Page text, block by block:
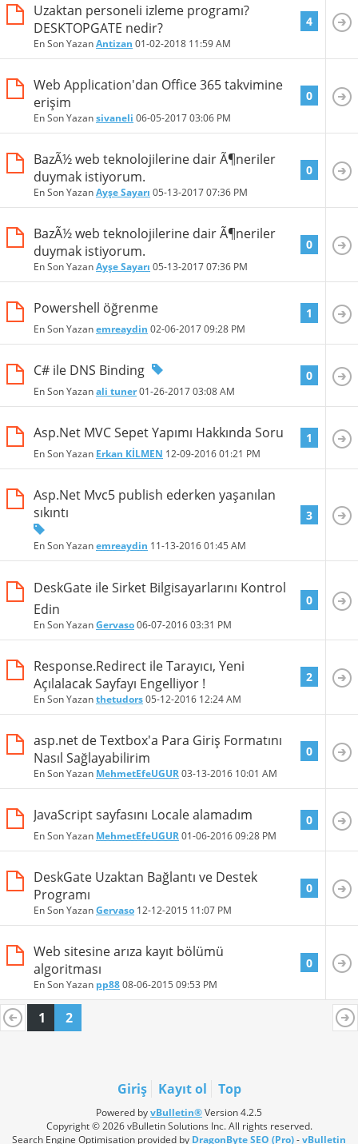
Uzaktan personeli izleme programı?
DESKTOPGATE nedir?
En Son YazanAntizan 01-02-2018 11:59 AM
4
Web Application'dan Office 365 takvimine
erişim
En Son Yazansivaneli 06-05-201703:06 PM
0
BazÃ½ web teknolojilerine dair Ã¶neriler
duymak istiyorum.
En Son YazanAyşe Sayarı 05-13-201707:36 PM
0
BazÃ½ web teknolojilerine dair Ã¶neriler
duymak istiyorum.
En Son YazanAyşe Sayarı 05-13-201707:36 PM
0
Powershell öğrenme
En Son Yazanemreaydin 02-06-201709:28 PM
1
C# ile DNS Binding
En Son Yazanali tuner01-26-201703:08 AM
0
Asp.Net MVC Sepet Yapımı Hakkında Soru
En Son Yazan Erkan KİLMEN 12-09-201601:21 PM
1
Asp.Net Mvc5 publish ederken yaşanılan
sıkıntı
En Son Yazanemreaydin 11-13-201601:45 AM
3
DeskGate ile Sirket Bilgisayarlarını Kontrol
Edin
En Son YazanGervaso06-07-201603:31 PM
0
Response.Redirect ile Tarayıcı, Yeni
Açılalacak Sayfayı Engelliyor !
En Son Yazanthetudors05-12-2016 12:24 AM
2
asp.net de Textbox'a Para Giriş Formatını
Nasıl Sağlayabilirim
En Son Yazan MehmetEfeUGUR03-13-2016 10:01 AM
0
JavaScript sayfasını Locale alamadım
En Son Yazan MehmetEfeUGUR01-06-201609:28 PM
0
DeskGate Uzaktan Bağlantı ve Destek
Programı
En Son YazanGervaso 12-12-2015 11:07 PM
0
Web sitesine arıza kayıt bölümü
algoritması
En Son Yazan pp8808-06-2015 09:53 PM
0
1 2
Giriş Kayıt ol Top
Powered byvBulletin®Version 4.2.5
Copyright © 2026 vBulletin Solutions Inc. All rights reserved.
Search Engine Optimisation provided by DragonByte SEO (Pro)-vBulletin